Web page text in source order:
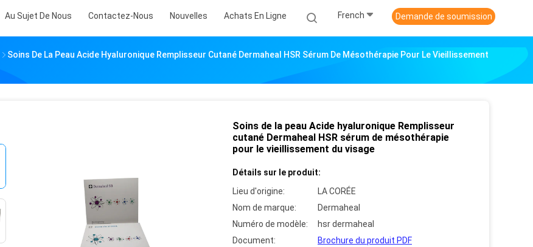
Au Sujet De Nous Contactez-Nous Nouvelles Achats En Ligne French Demande de soumission
Soins De La Peau Acide Hyaluronique Remplisseur Cutané Dermaheal HSR Sérum De Mésothérapie Pour Le Vieillissement
Soins de la peau Acide hyaluronique Remplisseur
cutané Dermaheal HSR sérum de mésothérapie
pour le vieillissement du visage
Détails sur le produit:
Lieu d'origine:
LA CORÉE
Nom de marque:
Dermaheal
Numéro de modèle:
hsr dermaheal
Document:
Brochure du produit PDF